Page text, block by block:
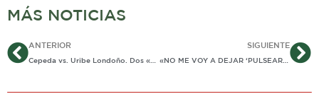
MÁS NOTICIAS
AntANTERIOR
Cepeda vs. Uribe Londoño. Dos «pollos que entran a la pelea», dos precandidaturas con diferentes visiones de país.
SIGUIENTE
«NO ME VOY A DEJAR ‘PULSEAR’ Y ESTOY CANSADO DE TANTA MENTIRA Y ATROPELLO»… DIJO ZORRO EN REACCIÓN A SHOW DE DIPUTADO MANCIPE EN ACTO PÚBLICO EN TRINIDAD